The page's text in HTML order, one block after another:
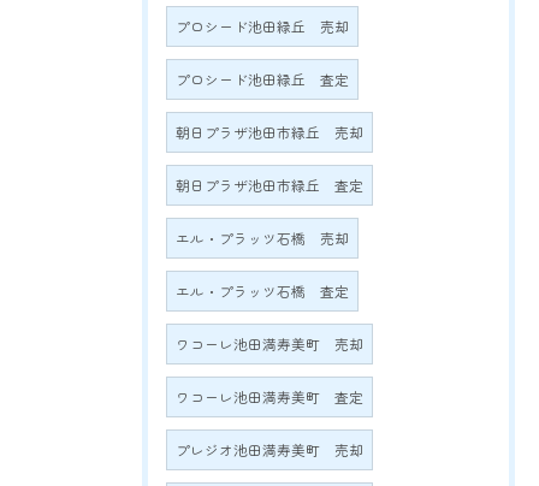
プロシード池田緑丘 売却
プロシード池田緑丘 査定
朝日プラザ池田市緑丘 売却
朝日プラザ池田市緑丘 査定
エル・プラッツ石橋 売却
エル・プラッツ石橋 査定
ワコーレ池田満寿美町 売却
ワコーレ池田満寿美町 査定
プレジオ池田満寿美町 売却